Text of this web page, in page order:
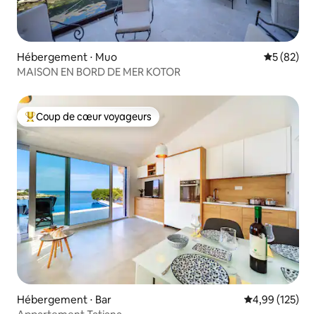
Hébergement ⋅ Muo
5 (82)
MAISON EN BORD DE MER KOTOR
Coups de cœur voyageurs les plus appréciés
Coup de cœur voyageurs
Hébergement ⋅ Bar Évaluation
4,99 (125)